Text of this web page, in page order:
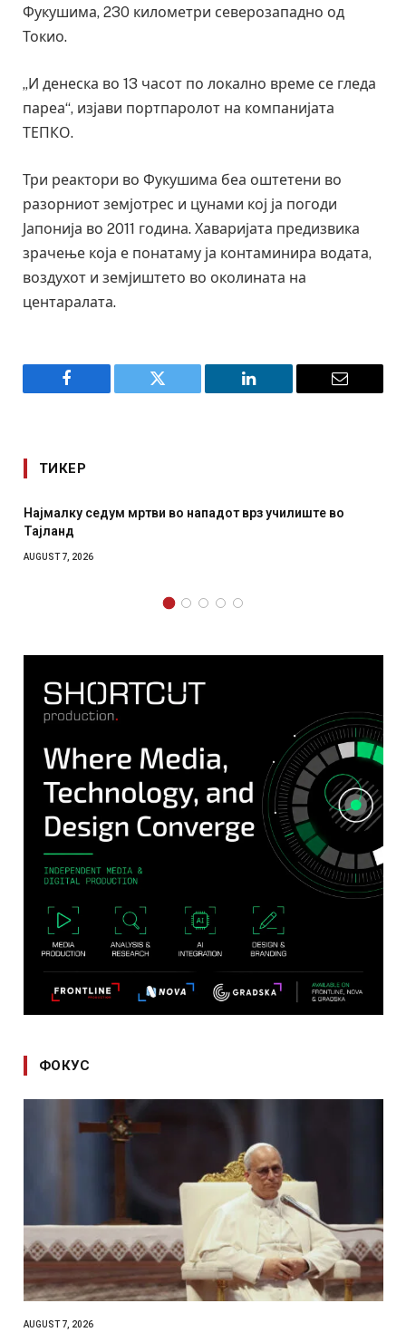
Фукушима, 230 километри северозападно од
Токио.
„И денеска во 13 часот по локално време се гледа
пареа“, изјави портпаролот на компанијата
ТЕПКО.
Три реактори во Фукушима беа оштетени во
разорниот земјотрес и цунами кој ја погоди
Јапонија во 2011 година. Хаваријата предизвика
зрачење која е понатаму ја контаминира водата,
воздухот и земјиштето во околината на
центаралата.
Facebook Twitter LinkedIn Email
ТИКЕР
Најмалку седум мртви во нападот врз училиште во
Тајланд
AUGUST 7, 2026
ФОКУС
AUGUST 7, 2026